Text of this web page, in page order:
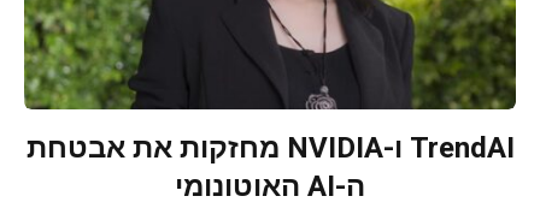
TrendAI ו-NVIDIA מחזקות את אבטחת
ה-AI האוטונומי